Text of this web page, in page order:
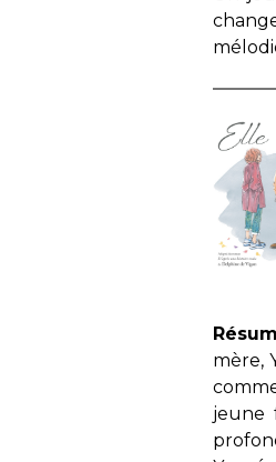
mère,
jeune